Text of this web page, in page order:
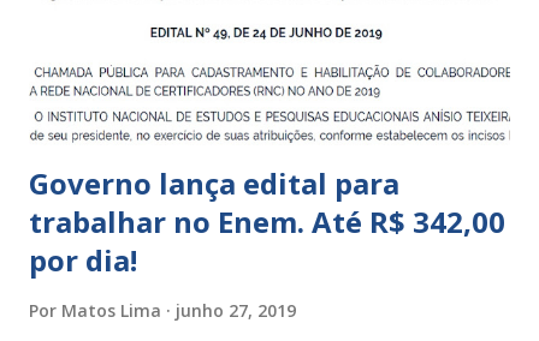
Indígena, e trabalham com cri...
Governo lança edital para
trabalhar no Enem. Até R$ 342,00
por dia!
Por Matos Lima junho 27, 2019